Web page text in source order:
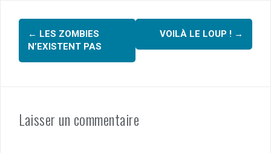
o
o
k
t
er
Navigation
d'article
← LES ZOMBIES
N’EXISTENT PAS
VOILÀ LE LOUP ! →
Laisser un commentaire